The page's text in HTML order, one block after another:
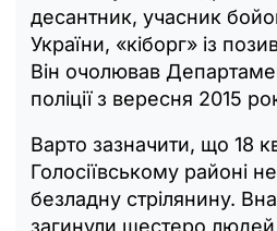
десантник, учасник
України, «кіборг» із
Він очолював
поліції з вересня 2015
Варто зазначити, що 18
Голосіївському районі
безладну стрілянину.
загинули шестеро